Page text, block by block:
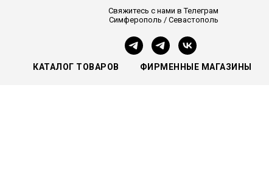
Свяжитесь с нами в Телеграм
Симферополь / Севастополь
КАТАЛОГ ТОВАРОВ ФИРМЕННЫЕ МАГАЗИНЫ